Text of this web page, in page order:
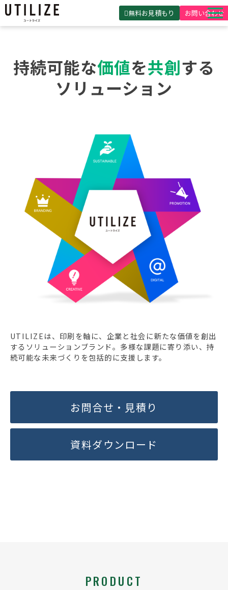
無料お見積もり お問い合わせ
無料見積ガイド
選ばれる理由
会社概要
持続可能な価値を共創する
ソリューション
UTILIZEは、印刷を軸に、企業と社会に新たな価値を創出
するソリューションブランド。多様な課題に寄り添い、持
続可能な未来づくりを包括的に支援します。
お問合せ・見積り
資料ダウンロード
PRODUCT